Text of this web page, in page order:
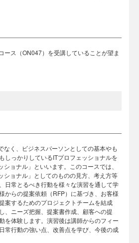
ース（ON047）を受講していることが望ま
なく、ビジネスパーソンとしての基本やも
しっかりしているITプロフェッショナルを
ショナル」といいます。このコースでは、
ショナル」としてのものの見方、考え方等
日常とるべき行動を様々な演習を通して学
からの提案依頼（RFP）に基づき、お客様
案するためのプロジェクトチームを結成
、ニーズ把握、提案書作成、顧客への提
を体験します。演習後は講師からのフィー
常行動の強い点、改善点を学び、今後の成